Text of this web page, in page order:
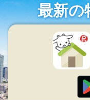
最新の